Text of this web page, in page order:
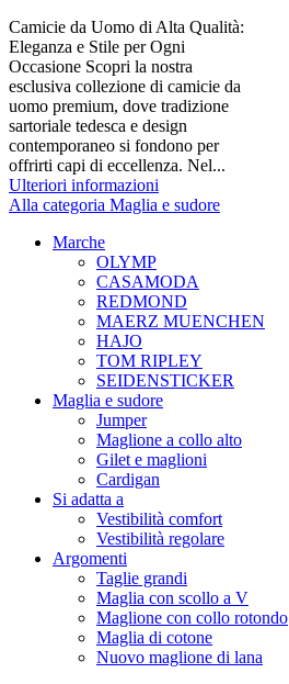
Camicie da Uomo di Alta Qualità:
Eleganza e Stile per Ogni
Occasione Scopri la nostra
esclusiva collezione di camicie da
uomo premium, dove tradizione
sartoriale tedesca e design
contemporaneo si fondono per
offrirti capi di eccellenza. Nel...
Ulteriori informazioni
Alla categoria Maglia e sudore
Marche
OLYMP
CASAMODA
REDMOND
MAERZ MUENCHEN
HAJO
TOM RIPLEY
SEIDENSTICKER
Maglia e sudore
Jumper
Maglione a collo alto
Gilet e maglioni
Cardigan
Si adatta a
Vestibilità comfort
Vestibilità regolare
Argomenti
Taglie grandi
Maglia con scollo a V
Maglione con collo rotondo
Maglia di cotone
Nuovo maglione di lana